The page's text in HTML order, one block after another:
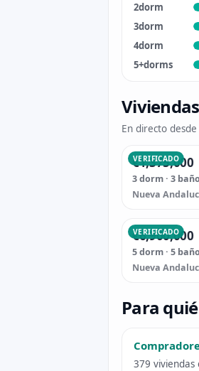
2dorm
3dorm
4dorm
5+dorms
En directo
VERIFICADO
€1,375,000
3 dorm · 3
Nueva
VERIFICADO
€6,900,000
5 dorm · 5
Nueva
Para
379 viviendas